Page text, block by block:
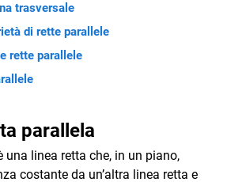
trasversale
di rette parallele
rette parallele
parallela
una linea retta che, in un piano,
costante da un’altra linea retta e